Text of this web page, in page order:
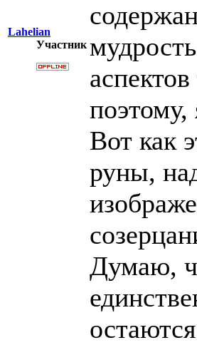
Lahelian
Участник
поэтому,
Вот как
руны,
Думаю,